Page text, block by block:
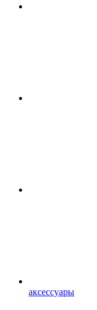
аксессуары